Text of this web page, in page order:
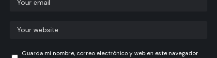
Guarda mi nombre, correo electrónico y web en este navegador